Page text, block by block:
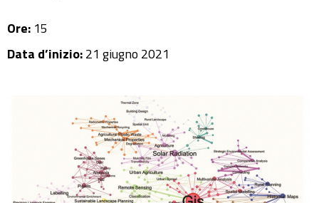
Ore: 15
Data d’inizio:21 giugno 2021